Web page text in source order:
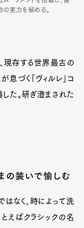
実力を秘める。
現存する世界最古の
息づく「ヴィルレ」コ
た。研ぎ澄まされた
の装いで愉しむ
なく、時によって洗
えばクラシックの名